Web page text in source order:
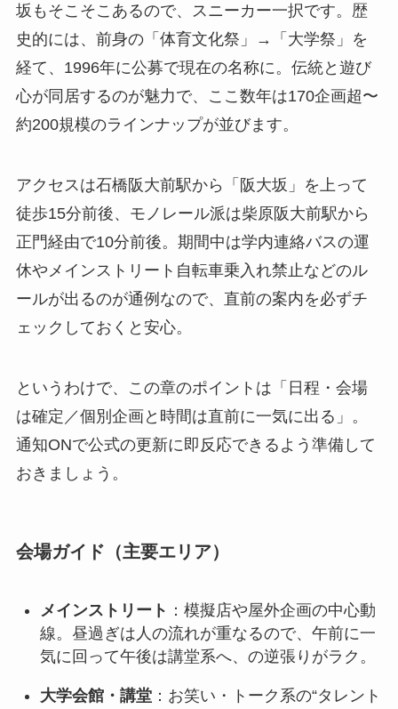
坂もそこそこあるので、スニーカー一択です。歴
史的には、前身の「体育文化祭」→「大学祭」を
経て、1996年に公募で現在の名称に。伝統と遊び
心が同居するのが魅力で、ここ数年は170企画超〜
約200規模のラインナップが並びます。
アクセスは石橋阪大前駅から「阪大坂」を上って
徒歩15分前後、モノレール派は柴原阪大前駅から
正門経由で10分前後。期間中は学内連絡バスの運
休やメインストリート自転車乗入れ禁止などのル
ールが出るのが通例なので、直前の案内を必ずチ
ェックしておくと安心。
というわけで、この章のポイントは「日程・会場
は確定／個別企画と時間は直前に一気に出る」。
通知ONで公式の更新に即反応できるよう準備して
おきましょう。
会場ガイド（主要エリア）
メインストリート ：模擬店や屋外企画の中心動
線。昼過ぎは人の流れが重なるので、午前に一
気に回って午後は講堂系へ、の逆張りがラク。
大学会館・講堂：お笑い・トーク系の“タレント